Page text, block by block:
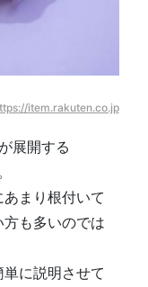
item.rakuten.co.jp
展開する
まり根付いて
も多いのでは
に説明させて